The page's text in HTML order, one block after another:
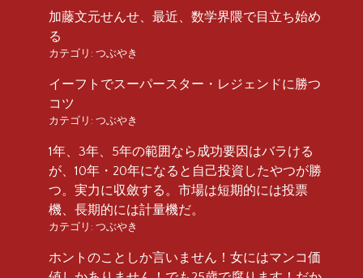
加藤文元せんせ、最近、数学界隈で目立ち始め
る
カテゴリ: つぶやき
イーフトでスーパースター・レジェンドに勝つ
コツ
カテゴリ: つぶやき
1年、3年、5年の範囲なら成功要因はバラける
が、10年・20年になると自己投資したやつが勝
つ。実力に収斂する。市場は短期的には投票
機、長期的には計量機だ。
カテゴリ: つぶやき
ホントのことしか言いません！女にはマンコ価